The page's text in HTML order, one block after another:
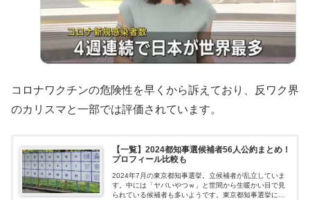
コロナワクチンの危険性を早くから訴えており、反ワク界
のカリスマと一部では評価されています。
【一覧】2024都知事選候補者56人公約まとめ！
プロフィール比較も
2024年7月の東京都知事選挙。立候補者が乱立していま
す。中には「ヤバいやつｗ」と世間から生暖かい目で見
られている候補者も多いようです。東京都知事選挙に出